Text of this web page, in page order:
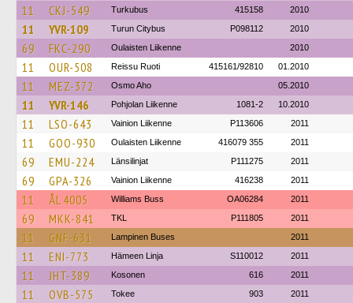
11 CKJ-549 Turkubus 415158 2010
11 YVR-109 Turun Citybus P098112 2010
69 FKC-290 Oulaisten Liikenne 2010
11 OUR-508 Reissu Ruoti 415161/92810 01.2010
11 MEZ-372 Osmo Aho 05.2010
11 YVR-146 Pohjolan Liikenne 1081-2 10.2010
11 LSO-643 Vainion Liikenne P113606 2011
11 GOO-930 Oulaisten Liikenne 416079 355 2011
69 EMU-224 Länsilinjat P111275 2011
69 GPA-326 Vainion Liikenne 416238 2011
11 ÅL 4005 Williams Buss OA06284 2011
69 MKK-841 TKL P111805 2011
11 GNF-631 Lampinen Buses 2011
11 ENI-773 Hämeen Linja S110012 2011
11 JHT-389 Kosonen 616 2011
11 OVB-575 Tokee 903 2011